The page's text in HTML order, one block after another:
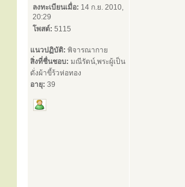
ลงทะเบียนเมื่อ: 14 ก.ย. 2010,
20:29
โพสต์: 5115
แนวปฏิบัติ: พิจารณากาย
สิ่งที่ชื่นชอบ: มณีรัตน์,พระผู้เป็น
ดั่งผ้าขี้ร้วห่อทอง
อายุ: 39